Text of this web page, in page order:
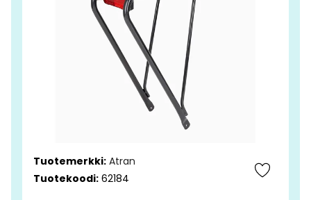
Tuotemerkki: Atran
Tuotekoodi: 62184